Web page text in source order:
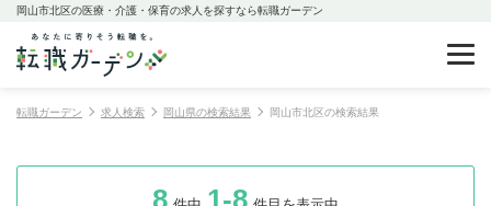
岡山市北区の医療・介護・保育の求人を探すなら転職ガーデン
転職ガーデン 求人検索 岡山県の検索結果 岡山市北区の検索結果
8 1-8